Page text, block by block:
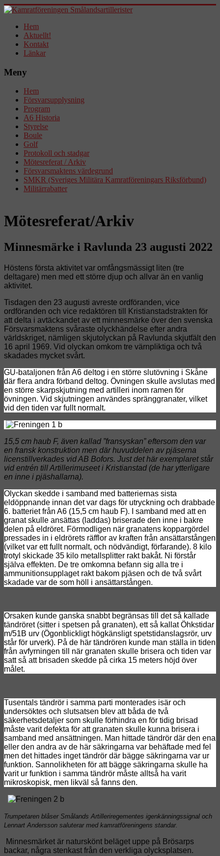
Hem
Aktuellt!
Kontakt
Länkar
Meny
Hem
Försvarsupplysning
Program
A6 Historia
Styrelse
Boule
Golf
Protokoll och stadgar
Mötesreferat / Arkiv
Försvarsmaktens värdegrund
SMKR (Sveriges Militära Kamratföreningars Riksförbund)
Militärrabatter
Mötesreferat/Arkiv
Minnesmärke i Ravlunda 23 augusti 2022
Höstens första aktivitet var omfångsmässigt liten (tre
deltagare) men med ett större djup och allvar än en vanlig
aktivitet.
Tisdagen den 23 augusti avreste ordföranden, vice
ordföranden och vice redaktören till Kristianstadstrakten för
att delta i avtäckandet av ett minnesmärke över den svenska
Försvarsmaktens svåraste olyckhändelse efter andra
världskriget, nämligen skjutolyckan på Ravlunda skjutfält den
16 april 1969. Vid olyckan omkom tre värnpliktiga och två
skadades mycket svårt.
GU-bataljonen från A6 deltog i en större slutövning i Skåne
där flera andra förband deltog. Övningen skulle avslutas med
en större skarpskjutning med artilleri inom ramen för
övningen. Vid skjutningen användes spränggranater, vilket
vid den tiden var fullt normalt.
15,5 cm haub F, även kallad ”fransyskan” eftersom den var
en fransk konstruktion men där huvuddelen av pjäserna
licenstillverkades vid AB Bofors. Just det här exemplaret står
vid entrén till Artillerimuseet i Kristianstad (de har ytterligare
en inne i pjäshallarna).
Olyckan skedde i samband med batteriernas sista
eldöppnande innan det var dags för utryckning och drabbade
6. batteriet från A6 (15,5 cm haub F). I samband med att en
granat skulle ansättas (laddas) briserade den inne i bakre
delen på eldröret. Förmodligen när granatens koppargördel
pressades in i eldrörets räfflor av kraften från ansättarstången
(vilket var ett fullt normalt, och nödvändigt, förfarande). 8 kilo
trotyl skickade 35 kilo metallsplitter rakt bakåt. Ni förstår
själva effekten. De tre omkomna befann sig alla tre i
ammunitionsupplaget rakt bakom pjäsen och de två svårt
skadade var de som höll i ansättarstången.
Orsaken kunde ganska snabbt begränsas till det så kallade
tändröret (sitter i spetsen på granaten), ett så kallat Öhkstidar
m/51B urv (Ögonblickligt högkänsligt spetstidanslagsrör, urv
står för urverk). På de här tändrören kunde man ställa in tiden
från avfyrningen till när granaten skulle brisera och tiden var
satt så att brisaden skedde på cirka 15 meters höjd över
målet.
Tusentals tändrör i samma parti monterades isär och
undersöktes och slutsatsen blev att båda de två
säkerhetsdetaljer som skulle förhindra en för tidig brisad
måste varit defekta för att granaten skulle kunna brisera i
samband med ansättningen. Man hittade tändrör där den ena
eller den andra av de här säkringarna var behäftade med fel
men det hittades inget tändrör där bägge säkringarna var ur
funktion. Sannolikheten för att bägge säkringarna skulle ha
varit ur funktion i samma tändrör måste alltså ha varit
mikroskopisk, men likväl så fanns den.
Trumpetaren blåser Smålands Artilleriregementes igenkänningssignal och
Lennart Andersson saluterar med kamratföreningens standar.
Minnesmärket är naturskönt beläget uppe på Brösarps
backar, några stenkast från den verkliga olycksplatsen.